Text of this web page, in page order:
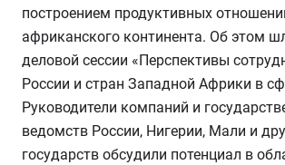
построением продуктивных
африканского континента. Об этом
деловой сессии «Перспективы
России и стран Западной Африки в
Руководители компаний и
ведомств России, Нигерии, Мали и
государств обсудили потенциал в